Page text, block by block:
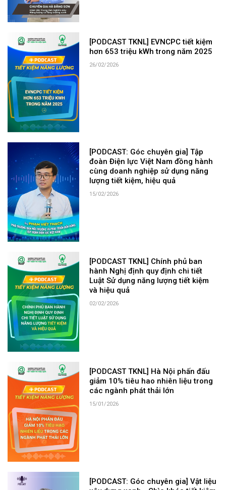
[PODCAST TKNL] EVNCPC tiết kiệm
hơn 653 triệu kWh trong năm 2025
26/02/2026
[PODCAST: Góc chuyên gia] Tập
đoàn Điện lực Việt Nam đồng hành
cùng doanh nghiệp sử dụng năng
lượng tiết kiệm, hiệu quả
15/02/2026
[PODCAST TKNL] Chính phủ ban
hành Nghị định quy định chi tiết
Luật Sử dụng năng lượng tiết kiệm
và hiệu quả
02/02/2026
[PODCAST TKNL] Hà Nội phấn đấu
giảm 10% tiêu hao nhiên liệu trong
các ngành phát thải lớn
15/01/2026
[PODCAST: Góc chuyên gia] Vật liệu